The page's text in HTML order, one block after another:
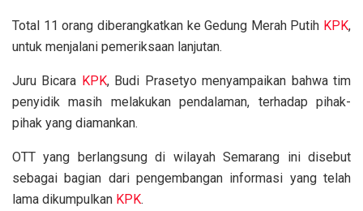
Total 11 orang diberangkatkan ke Gedung Merah Putih KPK,
untuk menjalani pemeriksaan lanjutan.
Juru Bicara KPK, Budi Prasetyo menyampaikan bahwa tim
penyidik masih melakukan pendalaman, terhadap pihak-
pihak yang diamankan.
OTT yang berlangsung di wilayah Semarang ini disebut
sebagai bagian dari pengembangan informasi yang telah
lama dikumpulkan KPK.